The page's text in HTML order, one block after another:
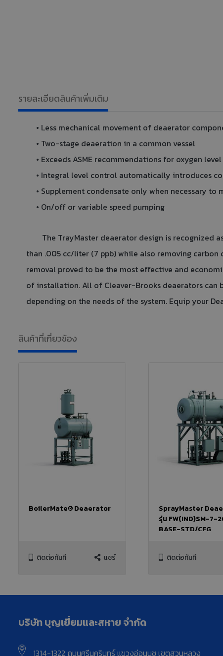
รายละเอียดสินค้าเพิ่มเติม
• Less mechanical movement of deaerator
• Two-stage deaeration in a common vessel
• Exceeds ASME recommendations for oxygen level
• Integral level control automatically introduces
• Supplement condensate only when necessary to
• On/off or variable speed pumping
The TrayMaster deaerator design is recognized
than .005 cc/liter (7 ppb) while also removing
removal proved to be the most effective and
of installation. All of Cleaver-Brooks deaerators
depending on the needs of the system. Equip your
สินค้าที่เกี่ยวข้อง
BoilerMate® Deaerator
ติดต่อทันที แชร์
SprayMaster
รุ่น FW(IND)SM-7-
BASE-STD/CFG
ติดต่อทันที
บริษัท บุญเยี่ยมและสหาย จำกัด
1314-1322 ถนนศรีนครินทร์ แขวงอ่อนนุช เขตสวนหลวง